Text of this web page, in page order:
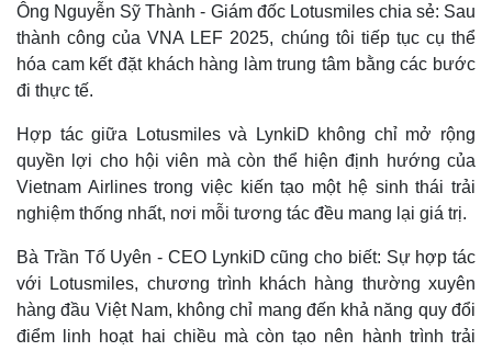
Ông Nguyễn Sỹ Thành - Giám đốc Lotusmiles chia sẻ: Sau
thành công của VNA LEF 2025, chúng tôi tiếp tục cụ thể
hóa cam kết đặt khách hàng làm trung tâm bằng các bước
đi thực tế.
Hợp tác giữa Lotusmiles và LynkiD không chỉ mở rộng
quyền lợi cho hội viên mà còn thể hiện định hướng của
Vietnam Airlines trong việc kiến tạo một hệ sinh thái trải
nghiệm thống nhất, nơi mỗi tương tác đều mang lại giá trị.
Bà Trần Tố Uyên - CEO LynkiD cũng cho biết: Sự hợp tác
với Lotusmiles, chương trình khách hàng thường xuyên
hàng đầu Việt Nam, không chỉ mang đến khả năng quy đổi
điểm linh hoạt hai chiều mà còn tạo nên hành trình trải